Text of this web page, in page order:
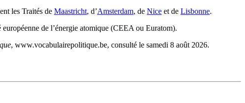
les Traités de Maastricht, d’Amsterdam, de Nice et de Lisbonne.
de l’énergie atomique (CEEA ou Euratom).
, www.vocabulairepolitique.be, consulté le samedi 8 août 2026.